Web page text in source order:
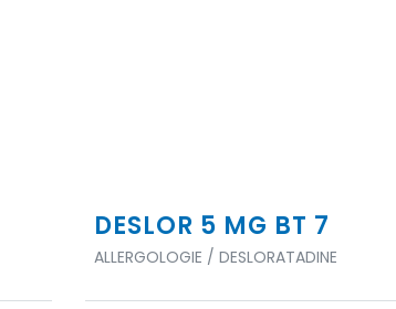
DESLOR 5 MG BT 7
ALLERGOLOGIE / DESLORATADINE